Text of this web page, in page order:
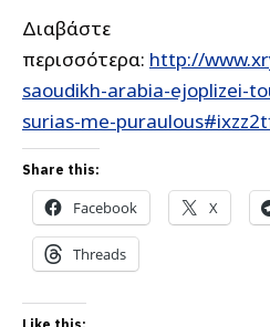
Διαβάστε
περισσότερα: http://
saoudikh-arabia-ejoplizei-
surias-me-
Share this:
Facebook X
Threads